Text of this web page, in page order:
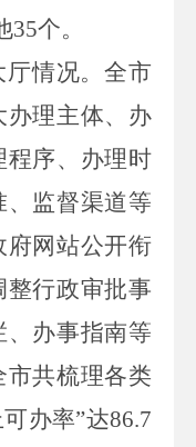
35个。
厅情况。全市
办理主体、办
程序、办理时
、监督渠道等
府网站公开衔
行政审批事
办事指南等
市共梳理各类
可办率”达86.7